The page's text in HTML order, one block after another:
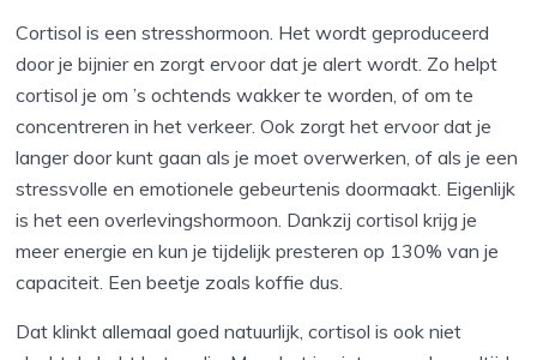
Cortisol is een stresshormoon. Het wordt geproduceerd
door je bijnier en zorgt ervoor dat je alert wordt. Zo helpt
cortisol je om ’s ochtends wakker te worden, of om te
concentreren in het verkeer. Ook zorgt het ervoor dat je
langer door kunt gaan als je moet overwerken, of als je een
stressvolle en emotionele gebeurtenis doormaakt. Eigenlijk
is het een overlevingshormoon. Dankzij cortisol krijg je
meer energie en kun je tijdelijk presteren op 130% van je
capaciteit. Een beetje zoals koffie dus.
Dat klinkt allemaal goed natuurlijk, cortisol is ook niet